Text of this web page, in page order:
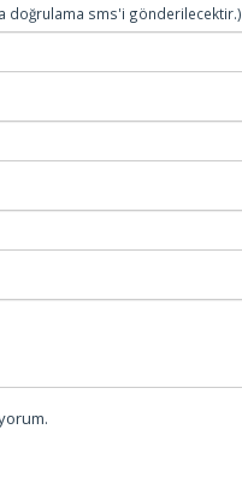
doğrulama sms'i gönderilecektir.)